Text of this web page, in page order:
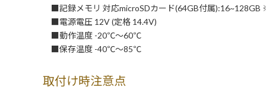
■記録メモリ 対応microSDカード(64GB付属):16~128GB
■電源電圧 12V (定格 14.4V)
■動作温度 -20℃～60℃
■保存温度 -40℃～85℃
取付け時注意点